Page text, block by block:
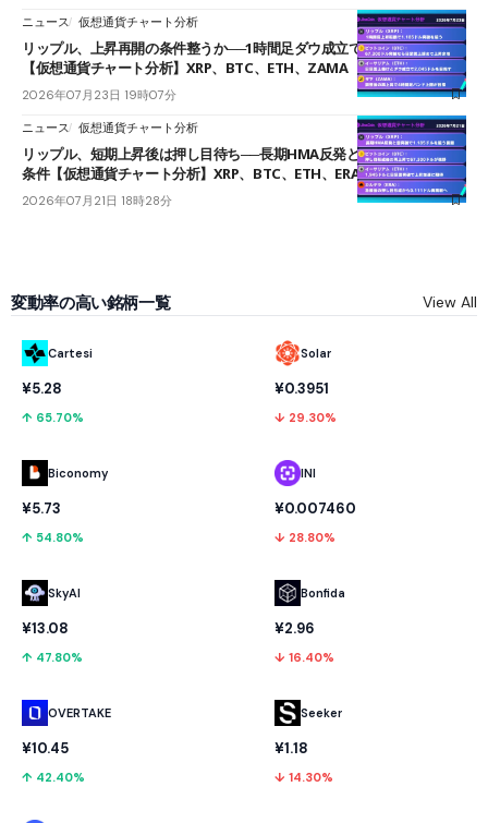
ニュース 仮想通貨チャート分析
リップル、上昇再開の条件整うか──1時間足ダウ成立で1.185ドルを狙う
【仮想通貨チャート分析】XRP、BTC、ETH、ZAMA
2026年07月23日 19時07分
ニュース 仮想通貨チャート分析
リップル、短期上昇後は押し目待ち──長期HMA反発と雲上抜けが買い
条件【仮想通貨チャート分析】XRP、BTC、ETH、ERA
2026年07月21日 18時28分
変動率の高い銘柄一覧 View All
Cartesi
¥5.28
↑ 65.70%
Biconomy
¥5.73
↑ 54.80%
SkyAI
¥13.08
↑ 47.80%
OVERTAKE
¥10.45
↑ 42.40%
Solar
¥0.3951
↓ 29.30%
INI
¥0.007460
↓ 28.80%
Bonfida
¥2.96
↓ 16.40%
Seeker
¥1.18
↓ 14.30%